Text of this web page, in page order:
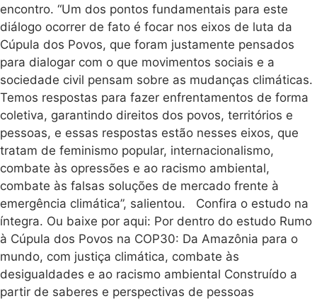
encontro. “Um dos pontos fundamentais para este
diálogo ocorrer de fato é focar nos eixos de luta da
Cúpula dos Povos, que foram justamente pensados
para dialogar com o que movimentos sociais e a
sociedade civil pensam sobre as mudanças climáticas.
Temos respostas para fazer enfrentamentos de forma
coletiva, garantindo direitos dos povos, territórios e
pessoas, e essas respostas estão nesses eixos, que
tratam de feminismo popular, internacionalismo,
combate às opressões e ao racismo ambiental,
combate às falsas soluções de mercado frente à
emergência climática”, salientou. Confira o estudo na
íntegra. Ou baixe por aqui: Por dentro do estudo Rumo
à Cúpula dos Povos na COP30: Da Amazônia para o
mundo, com justiça climática, combate às
desigualdades e ao racismo ambiental Construído a
partir de saberes e perspectivas de pessoas